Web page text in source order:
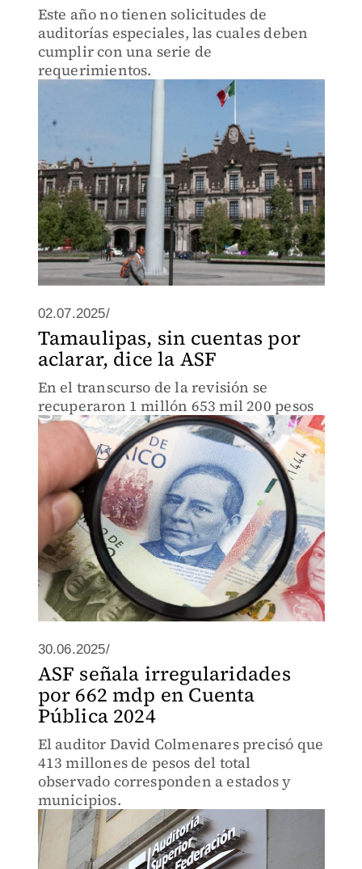
Este año no tienen solicitudes de
auditorías especiales, las cuales deben
cumplir con una serie de
requerimientos.
02.07.2025/
Tamaulipas, sin cuentas por
aclarar, dice la ASF
En el transcurso de la revisión se
recuperaron 1 millón 653 mil 200 pesos
30.06.2025/
ASF señala irregularidades
por 662 mdp en Cuenta
Pública 2024
El auditor David Colmenares precisó que
413 millones de pesos del total
observado corresponden a estados y
municipios.